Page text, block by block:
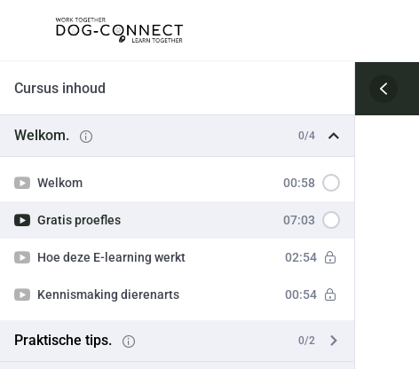
inhoud
Cursus inhoud
Welkom. 0/4
Welkom 00:58
Gratis proefles 07:03
Hoe deze E-learning werkt 02:54
Kennismaking dierenarts 00:54
Praktische tips. 0/2